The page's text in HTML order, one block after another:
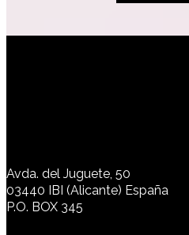
Avda. del Juguete, 50
03440 IBI (Alicante) España
P.O. BOX 345